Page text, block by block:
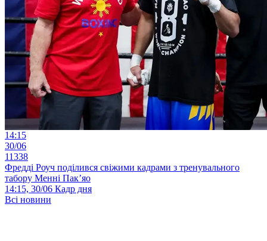
14:15
30/06
11338
Фредді Роуч поділився свіжими кадрами з тренувального
табору Менні Пак’яо
14:15, 30/06 Кадр дня
Всі новини